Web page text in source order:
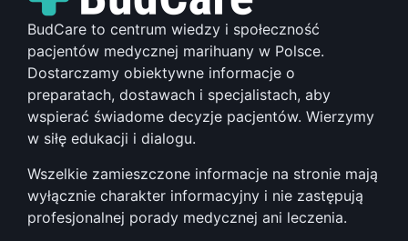
BudCare to centrum wiedzy i społeczność
pacjentów medycznej marihuany w Polsce.
Dostarczamy obiektywne informacje o
preparatach, dostawach i specjalistach, aby
wspierać świadome decyzje pacjentów. Wierzymy
w siłę edukacji i dialogu.
Wszelkie zamieszczone informacje na stronie mają
wyłącznie charakter informacyjny i nie zastępują
profesjonalnej porady medycznej ani leczenia.